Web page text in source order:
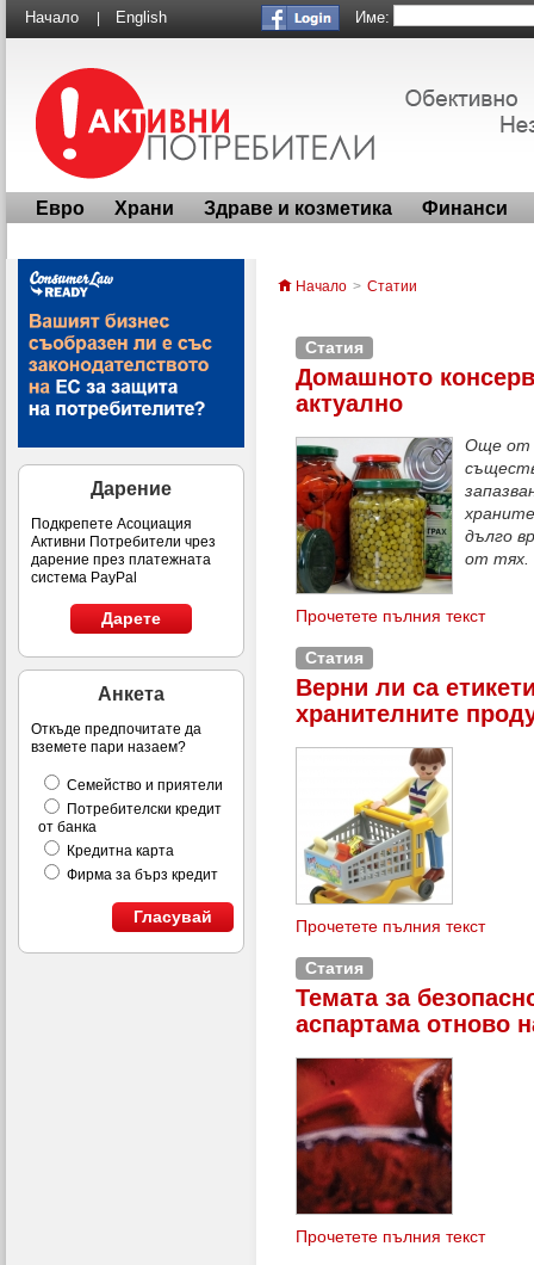
Начало English Име:
Евро Храни Здраве и козметика Финанси
Дарение
Подкрепете Асоциация
Активни Потребители чрез
дарение през платежната
система PayPal
Дарете
Анкета
Откъде предпочитате да
вземете пари назаем?
Семейство и приятели
Потребителски кредит
от банка
Кредитна карта
Фирма за бърз кредит
Гласувай
Начало > Статии
Статия
Домашното
актуално
Още от
дълго
от тях.
Прочетете пълния текст
Статия
Верни ли са
хранителните
Прочетете пълния текст
Статия
Темата за
аспартама отново
Прочетете пълния текст